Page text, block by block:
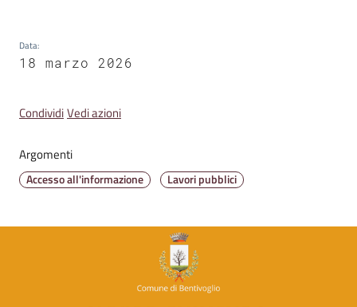
A
o
r
e
t
r
Data:
18 marzo 2026
CondividiVedi azioni
Argomenti
Accesso all'informazione Lavori pubblici